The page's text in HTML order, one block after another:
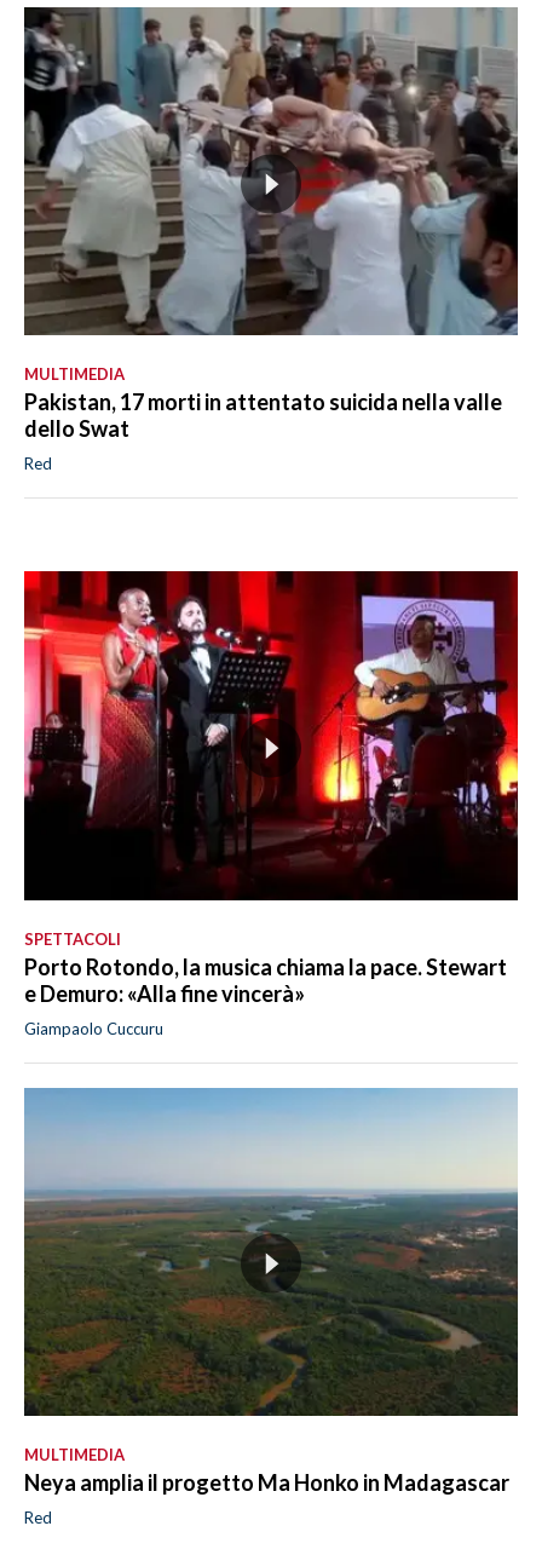
MULTIMEDIA
Pakistan, 17 morti in attentato suicida nella valle
dello Swat
Red
SPETTACOLI
Porto Rotondo, la musica chiama la pace. Stewart
e Demuro: «Alla fine vincerà»
Giampaolo Cuccuru
MULTIMEDIA
Neya amplia il progetto Ma Honko in Madagascar
Red